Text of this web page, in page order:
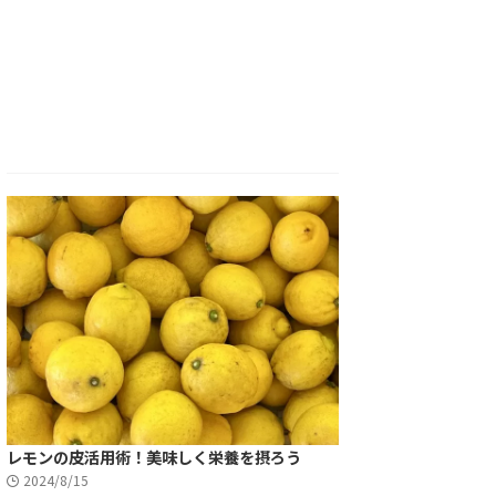
レモンの皮活用術！美味しく栄養を摂ろう
2024/8/15